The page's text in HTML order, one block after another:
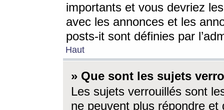
importants et vous devriez
avec les annonces et les
posts-it sont définies par
Haut
» Que sont les sujets
Les sujets verrouillés sont
ne peuvent plus répondre